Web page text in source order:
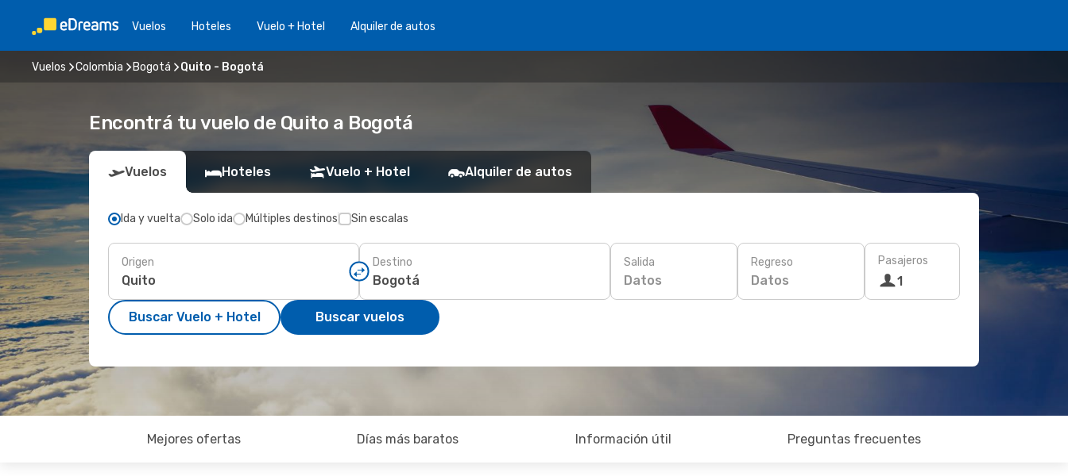
Vuelos Hoteles Vuelo + Hotel Alquiler de autos
Vuelos Colombia Bogotá Quito - Bogotá
Encontrá tu vuelo de Quito a Bogotá
Vuelos Hoteles Vuelo + Hotel Alquiler de autos
Ida y vuelta Solo ida Múltiples destinos Sin escalas
Origen Destino Salida
Datos
Regreso
Datos
Pasajeros
1
Buscar Vuelo + Hotel Buscar vuelos
Mejores ofertas Días más baratos Información útil Preguntas frecuentes